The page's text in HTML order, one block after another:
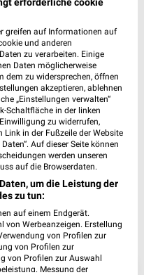
entdecken!
greifen auf Informationen auf
und anderen
zu verarbeiten. Einige
Daten möglicherweise
dem zu widersprechen, öffnen
akzeptieren, ablehnen
„Einstellungen verwalten“
Schaltfläche in der linken
zu widerrufen,
in der Fußzeile der Website
Auf dieser Seite können
werden unseren
auf die Browserdaten.
um die Leistung der
zu tun:
auf einem Endgerät.
von Werbeanzeigen. Erstellung
von Profilen zur
von Profilen zur
von Profilen zur Auswahl
Messung der